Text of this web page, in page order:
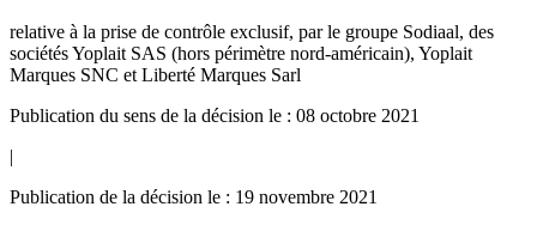
relative à la prise de contrôle exclusif, par le groupe Sodiaal, des
sociétés Yoplait SAS (hors périmètre nord-américain), Yoplait
Marques SNC et Liberté Marques Sarl
Publication du sens de la décision le : 08 octobre 2021
|
Publication de la décision le : 19 novembre 2021